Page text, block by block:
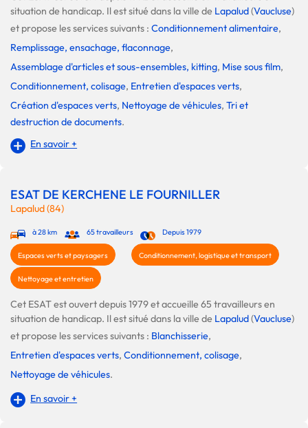
situation de handicap. Il est situé dans la ville de Lapalud(Vaucluse)
et propose les services suivants : Conditionnement alimentaire,
Remplissage, ensachage, flaconnage,
Assemblage d'articles et sous-ensembles, kitting, Mise sous film,
Conditionnement, colisage, Entretien d'espaces verts,
Création d'espaces verts, Nettoyage de véhicules, Tri et
destruction de documents.
En savoir +
ESAT DE KERCHENE LE FOURNILLER
Lapalud (84)
à 28 km 65 travailleurs Depuis 1979
Espaces verts et paysagers Conditionnement, logistique et transport
Nettoyage et entretien
Cet ESAT est ouvert depuis 1979 et accueille 65 travailleurs en
situation de handicap. Il est situé dans la ville de Lapalud(Vaucluse)
et propose les services suivants : Blanchisserie,
Entretien d'espaces verts, Conditionnement, colisage,
Nettoyage de véhicules.
En savoir +